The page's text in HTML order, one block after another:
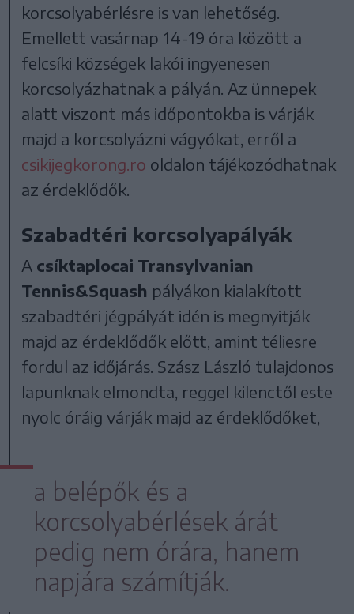
korcsolyabérlésre is van lehetőség.
Emellett vasárnap 14-19 óra között a
felcsíki községek lakói ingyenesen
korcsolyázhatnak a pályán. Az ünnepek
alatt viszont más időpontokba is várják
majd a korcsolyázni vágyókat, erről a
csikijegkorong.ro oldalon tájékozódhatnak
az érdeklődők.
Szabadtéri korcsolyapályák
A csíktaplocai Transylvanian
Tennis&Squash pályákon kialakított
szabadtéri jégpályát idén is megnyitják
majd az érdeklődők előtt, amint téliesre
fordul az időjárás. Szász László tulajdonos
lapunknak elmondta, reggel kilenctől este
nyolc óráig várják majd az érdeklődőket,
a belépők és a
korcsolyabérlések árát
pedig nem órára, hanem
napjára számítják.